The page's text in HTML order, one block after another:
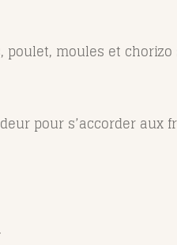
moules et chorizo
pour s’accorder aux